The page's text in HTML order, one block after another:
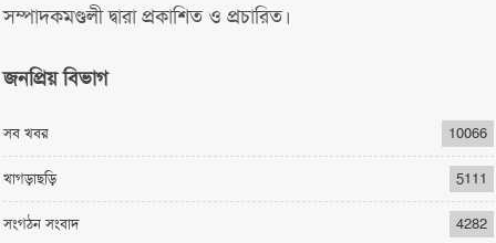
সম্পাদকমণ্ডলী দ্বারা প্রকাশিত ও প্রচারিত।
জনপ্রিয় বিভাগ
সব খবর 10066
খাগড়াছড়ি 5111
সংগঠন সংবাদ 4282